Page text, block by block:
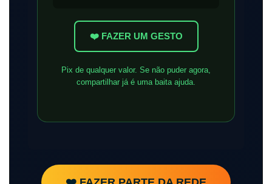
❤️ FAZER UM GESTO
Pix de qualquer valor. Se não puder agora,
compartilhar já é uma baita ajuda.